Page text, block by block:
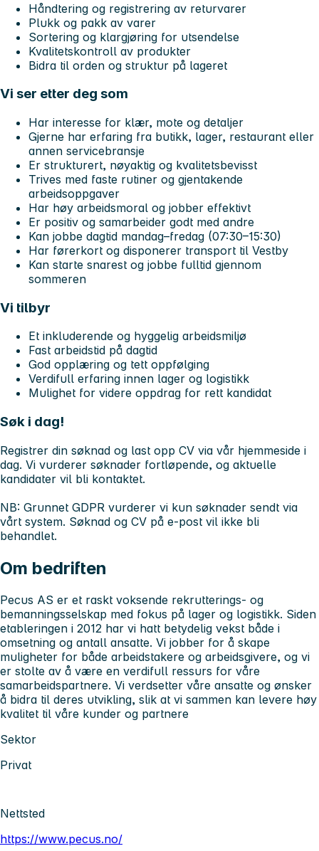
Håndtering og registrering av returvarer
Plukk og pakk av varer
Sortering og klargjøring for utsendelse
Kvalitetskontroll av produkter
Bidra til orden og struktur på lageret
Vi ser etter deg som
Har interesse for klær, mote og detaljer
Gjerne har erfaring fra butikk, lager, restaurant eller
annen servicebransje
Er strukturert, nøyaktig og kvalitetsbevisst
Trives med faste rutiner og gjentakende
arbeidsoppgaver
Har høy arbeidsmoral og jobber effektivt
Er positiv og samarbeider godt med andre
Kan jobbe dagtid mandag–fredag (07:30–15:30)
Har førerkort og disponerer transport til Vestby
Kan starte snarest og jobbe fulltid gjennom
sommeren
Vi tilbyr
Et inkluderende og hyggelig arbeidsmiljø
Fast arbeidstid på dagtid
God opplæring og tett oppfølging
Verdifull erfaring innen lager og logistikk
Mulighet for videre oppdrag for rett kandidat
Søk i dag!
Registrer din søknad og last opp CV via vår hjemmeside i
dag. Vi vurderer søknader fortløpende, og aktuelle
kandidater vil bli kontaktet.
NB: Grunnet GDPR vurderer vi kun søknader sendt via
vårt system. Søknad og CV på e-post vil ikke bli
behandlet.
Om bedriften
Pecus AS er et raskt voksende rekrutterings- og
bemanningsselskap med fokus på lager og logistikk. Siden
etableringen i 2012 har vi hatt betydelig vekst både i
omsetning og antall ansatte. Vi jobber for å skape
muligheter for både arbeidstakere og arbeidsgivere, og vi
er stolte av å være en verdifull ressurs for våre
samarbeidspartnere. Vi verdsetter våre ansatte og ønsker
å bidra til deres utvikling, slik at vi sammen kan levere høy
kvalitet til våre kunder og partnere
Sektor
Privat
Nettsted
https://www.pecus.no/